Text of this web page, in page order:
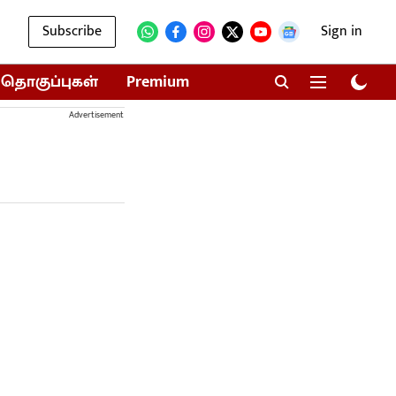
Subscribe Sign in
தொகுப்புகள் Premium
Advertisement